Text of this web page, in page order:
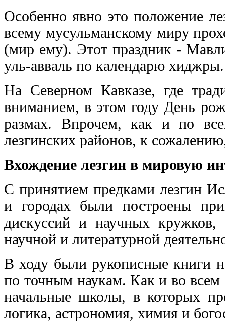
Особенно явно это положение
всему мусульманскому миру
(мир ему). Этот праздник -
уль-авваль по календарю хиджры.
На Северном Кавказе, где
вниманием, в этом году День
размах. Впрочем, как и по
лезгинских районов, к
Вхождение лезгин в мировую
С принятием предками лезгин
и городах были построены
дискуссий и научных кружков,
научной и литературной
В ходу были рукописные книги
по точным наукам. Как и во
начальные школы, в которых
логика, астрономия, химия и